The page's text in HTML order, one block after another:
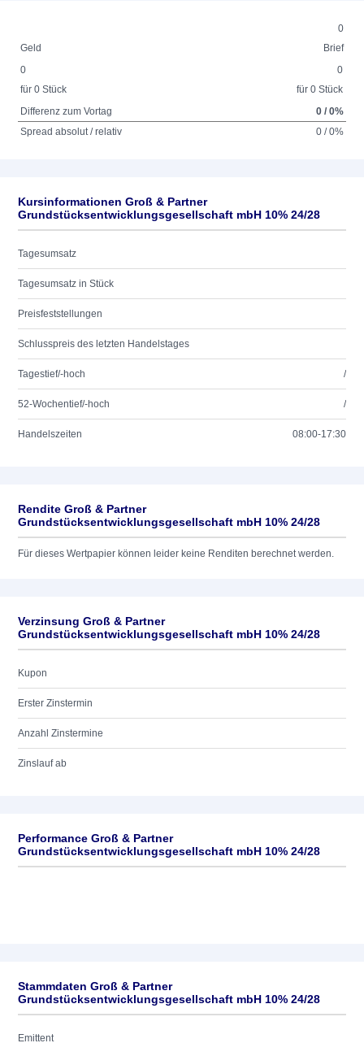
0
Geld
Brief
0
für 0 Stück
0
für 0 Stück
Differenz zum Vortag
0 / 0%
Spread absolut / relativ
0 / 0%
Kursinformationen Groß & Partner
Grundstücksentwicklungsgesellschaft mbH 10% 24/28
Tagesumsatz
Tagesumsatz in Stück
Preisfeststellungen
Schlusspreis des letzten Handelstages
Tagestief/-hoch /
52-Wochentief/-hoch /
Handelszeiten 08:00-17:30
Rendite Groß & Partner
Grundstücksentwicklungsgesellschaft mbH 10% 24/28
Für dieses Wertpapier können leider keine Renditen berechnet werden.
Verzinsung Groß & Partner
Grundstücksentwicklungsgesellschaft mbH 10% 24/28
Kupon
Erster Zinstermin
Anzahl Zinstermine
Zinslauf ab
Performance Groß & Partner
Grundstücksentwicklungsgesellschaft mbH 10% 24/28
Stammdaten Groß & Partner
Grundstücksentwicklungsgesellschaft mbH 10% 24/28
Emittent